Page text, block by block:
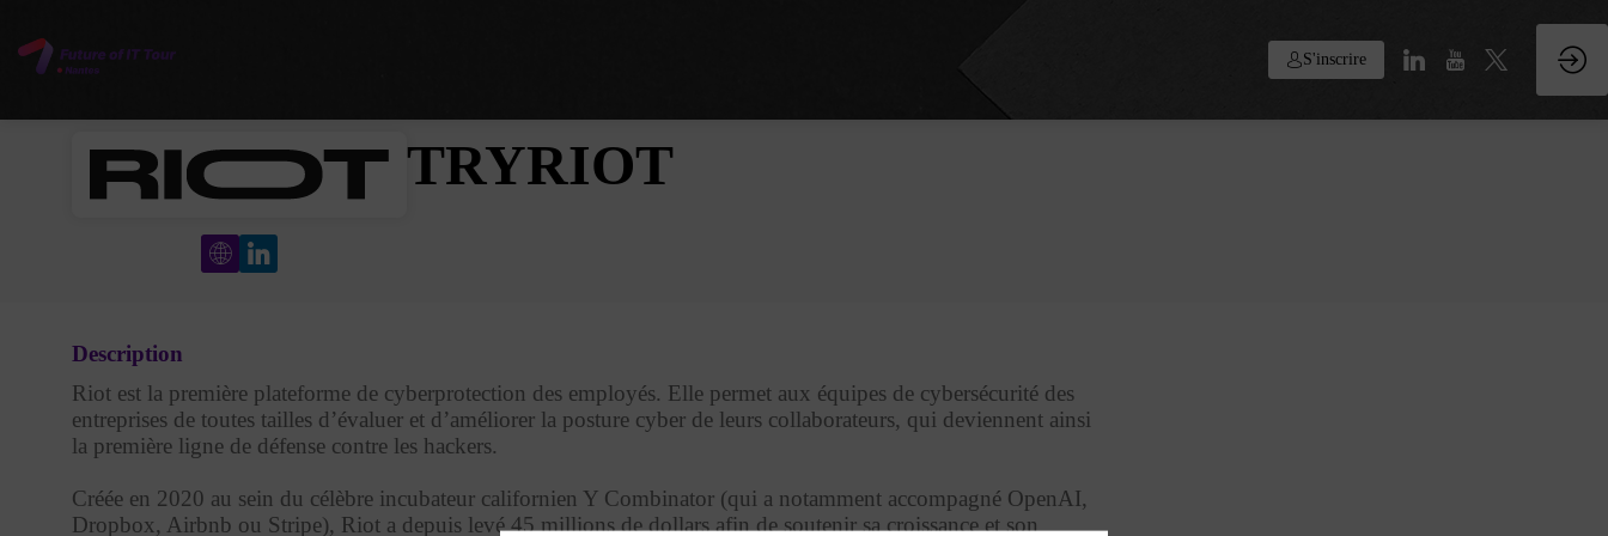
S'inscrire
TRYRIOT
Description
Riot est la première plateforme de cyberprotection des employés. Elle permet aux équipes de cybersécurité des
entreprises de toutes tailles d’évaluer et d’améliorer la posture cyber de leurs collaborateurs, qui deviennent ainsi
la première ligne de défense contre les hackers.
Créée en 2020 au sein du célèbre incubateur californien Y Combinator (qui a notamment accompagné OpenAI,
Dropbox, Airbnb ou Stripe), Riot a depuis levé 45 millions de dollars afin de soutenir sa croissance et son